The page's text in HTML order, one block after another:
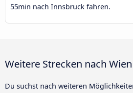
55min nach Innsbruck fahren.
Weitere Strecken nach
Du suchst nach weiteren